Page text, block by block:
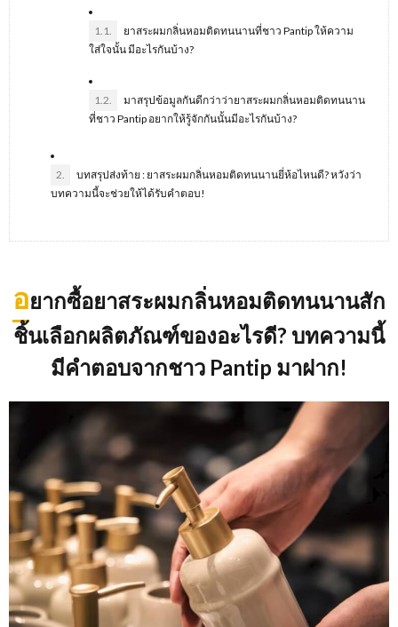
1.1.
ยาสระผมกลิ่นหอมติดทนนานที่ชาว Pantip ให้ความ
ใส่ใจนั้น มีอะไรกันบ้าง?
1.2.
มาสรุปข้อมูลกันดีกว่าว่ายาสระผมกลิ่นหอมติดทนนาน
ที่ชาว Pantip อยากให้รู้จักกันนั้นมีอะไรกันบ้าง?
2.
บทสรุปส่งท้าย : ยาสระผมกลิ่นหอมติดทนนานยี่ห้อไหนดี? หวังว่า
บทความนี้จะช่วยให้ได้รับคำตอบ!
อยากซื้อยาสระผมกลิ่นหอมติดทนนานสัก
ชิ้นเลือกผลิตภัณฑ์ของอะไรดี? บทความนี้
มีคำตอบจากชาว Pantip มาฝาก!